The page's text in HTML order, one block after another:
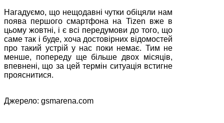
Нагадуємо, що нещодавні чутки обіцяли нам
поява першого смартфона на Tizen вже в
цьому жовтні, і є всі передумови до того, що
саме так і буде, хоча достовірних відомостей
про такий устрій у нас поки немає. Тим не
менше, попереду ще більше двох місяців,
впевнені, що за цей термін ситуація встигне
прояснитися.
Джерело: gsmarena.com